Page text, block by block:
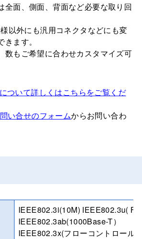
全面、側面、背面など必要な取り回
以外にも汎用コネクタなどにも変
ます。
数もご希望に合わせカスタマイズ可
ついて詳しくはこちらをご覧くだ
い合せのフォームからお問い合わ
IEEE802.3i(10M) IEEE802.3u(
IEEE802.3ab(1000Base-T）
IEEE802.3x(フローコントロール)